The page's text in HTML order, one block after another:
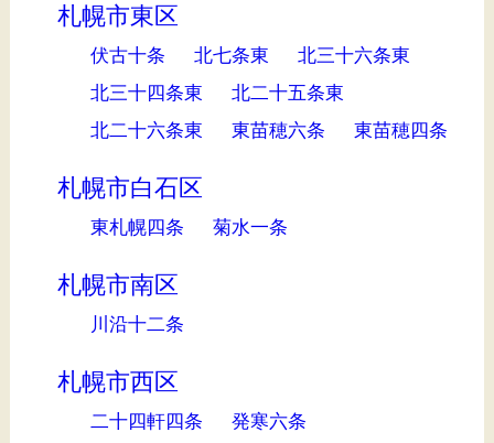
札幌市東区
伏古十条 北七条東
北三十六条東
北三十四条東
北二十五条東
北二十六条東
東苗穂六条 東苗穂四条
札幌市白石区
東札幌四条 菊水一条
札幌市南区
川沿十二条
札幌市西区
二十四軒四条 発寒六条